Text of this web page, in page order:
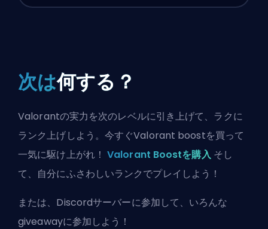
次は何する？
Valorantの実力を次のレベルに引き上げて、ラクに
ランク上げしよう。今すぐValorant boostを買って
一気に駆け上がれ！ Valorant Boostを購入そし
て、自分にふさわしいランクでプレイしよう！
または、 Discordサーバーに参加して、いろんな
giveawayに参加しよう！